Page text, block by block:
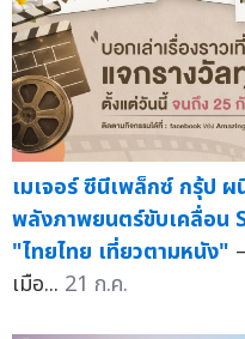
เมเจอร์ ซีนีเพล็กซ์ กรุ้ป
พลังภาพยนตร์ขับเคลื่อน
"ไทยไทย เที่ยวตามหนัง"
เมือ... 21 ก.ค.